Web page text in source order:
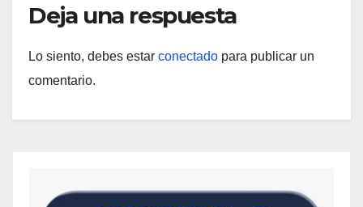
Deja una respuesta
Lo siento, debes estar conectado para publicar un
comentario.